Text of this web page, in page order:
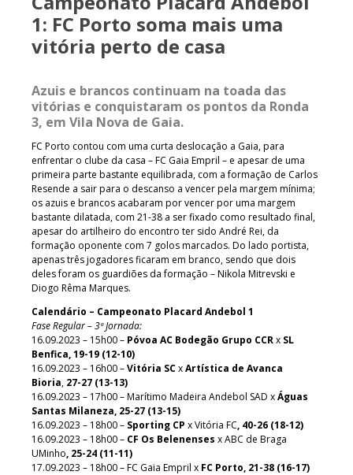
1: FC Porto soma mais uma
vitória perto de casa
Azuis e brancos continuam na toada das
vitórias e conquistaram os pontos da Ronda
3, em Vila Nova de Gaia.
FC Porto contou com uma curta deslocação a Gaia, para
enfrentar o clube da casa – FC Gaia Empril – e apesar de uma
primeira parte bastante equilibrada, com a formação de Carlos
Resende a sair para o descanso a vencer pela margem mínima;
os azuis e brancos acabaram por vencer por uma margem
bastante dilatada, com 21-38 a ser fixado como resultado final,
apesar do artilheiro do encontro ter sido André Rei, da
formação oponente com 7 golos marcados. Do lado portista,
apenas três jogadores ficaram em branco, sendo que dois
deles foram os guardiões da formação – Nikola Mitrevski e
Diogo Rêma Marques.
Calendário – Campeonato Placard Andebol 1
Fase Regular – 3ª Jornada:
16.09.2023 – 15h00 – Póvoa AC Bodegão Grupo CCRx SL
Benfica, 19-19 (12-10)
16.09.2023 – 16h00 –Vitória SCxArtística de Avanca
Bioria, 27-27 (13-13)
16.09.2023 – 17h00 – Marítimo Madeira Andebol SAD xÁguas
Santas Milaneza, 25-27 (13-15)
16.09.2023 – 18h00 – Sporting CP x Vitória FC, 40-26 (18-12)
16.09.2023 – 18h00 – CF Os Belenenses x ABC de Braga
UMinho, 25-24 (11-11)
17.09.2023 – 18h00 – FC Gaia Empril x FC Porto, 21-38 (16-17)